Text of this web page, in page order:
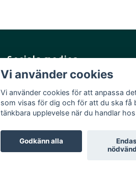
Sociala medier
Facebook
Instagram
YouTube
Vi använder cookies
Vi använder cookies för att anpassa
som visas för dig och för att du ska få
tänkbara upplevelse när du handlar
Godkänn alla